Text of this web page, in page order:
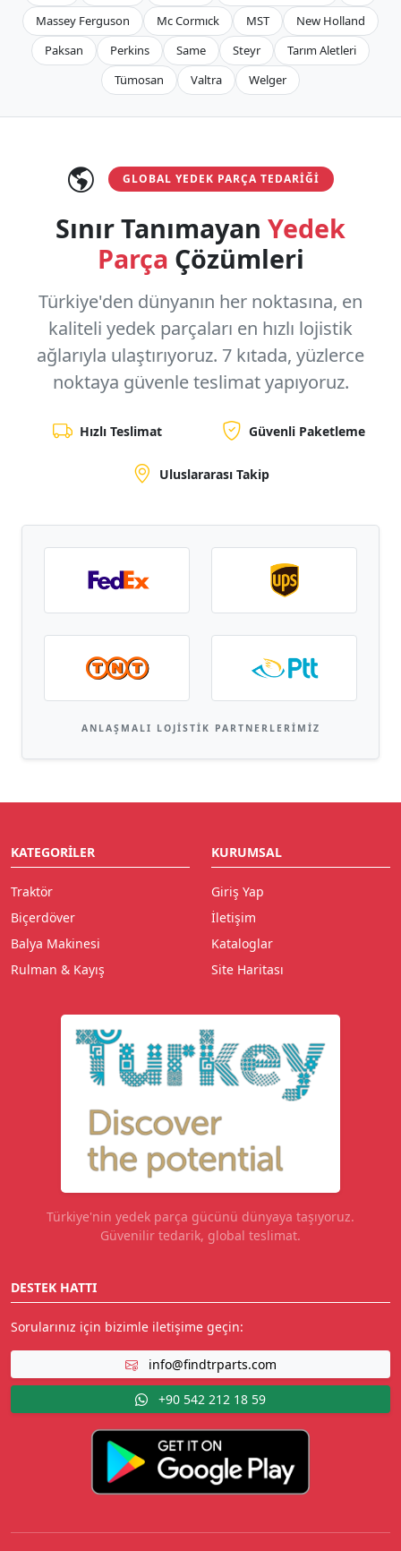
Massey Ferguson
Mc Cormıck MST
New Holland
Paksan
Perkins Same Steyr
Tarım Aletleri
Tümosan
Valtra Welger
GLOBAL YEDEK PARÇA TEDARIĞI
Sınır Tanımayan Yedek
Parça Çözümleri
Türkiye'den dünyanın her noktasına, en
kaliteli yedek parçaları en hızlı lojistik
ağlarıyla ulaştırıyoruz. 7 kıtada, yüzlerce
noktaya güvenle teslimat yapıyoruz.
Hızlı Teslimat Güvenli Paketleme
Uluslararası Takip
ANLAŞMALI LOJISTIK PARTNERLERIMIZ
KATEGORILER
Traktör
Biçerdöver
Balya Makinesi
Rulman & Kayış
KURUMSAL
Giriş Yap
İletişim
Kataloglar
Site Haritası
Türkiye'nin yedek parça gücünü dünyaya taşıyoruz.
Güvenilir tedarik, global teslimat.
DESTEK HATTI
Sorularınız için bizimle iletişime geçin:
info@findtrparts.com
+90 542 212 18 59